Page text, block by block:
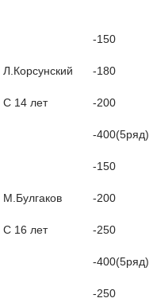
Л.Корсунский
С 14 лет
-150
-180
-200
-400(5ряд)
М.Булгаков
С 16 лет
-150
-200
-250
-400(5ряд)
-250